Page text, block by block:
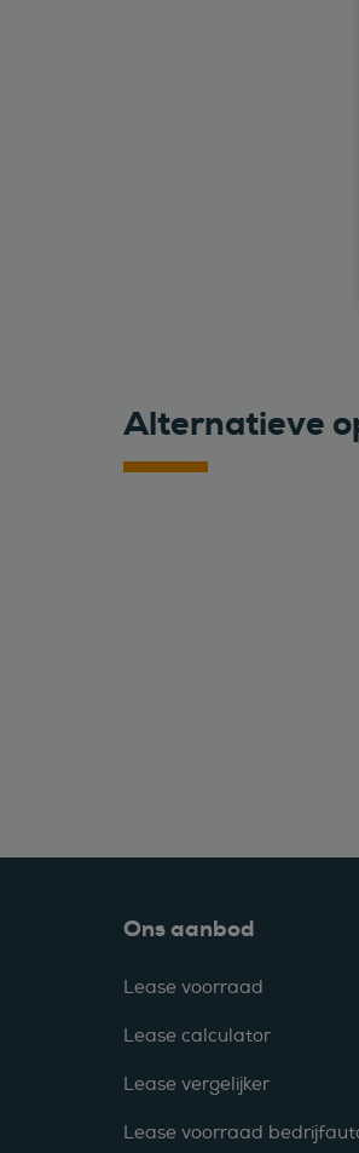
Alternatieve
Ons aanbod
Lease voorraad
Lease calculator
Lease vergelijker
Lease voorraad